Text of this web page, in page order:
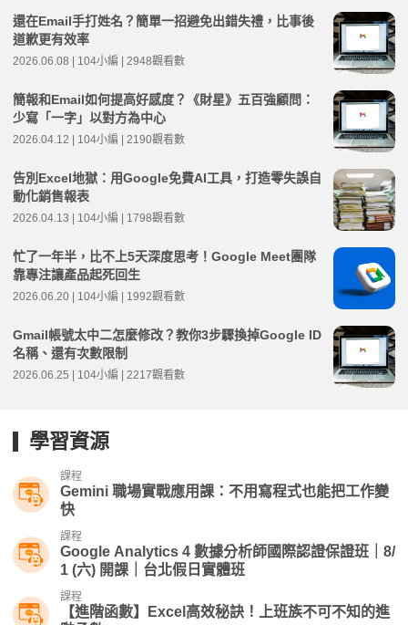
還在Email手打姓名？簡單一招避免出錯失禮，比事後
道歉更有效率
2026.06.08 | 104小編 | 2948觀看數
簡報和Email如何提高好感度？《財星》五百強顧問：
少寫「一字」以對方為中心
2026.04.12 | 104小編 | 2190觀看數
告別Excel地獄：用Google免費AI工具，打造零失誤自
動化銷售報表
2026.04.13 | 104小編 | 1798觀看數
忙了一年半，比不上5天深度思考！Google Meet團隊
靠專注讓產品起死回生
2026.06.20 | 104小編 | 1992觀看數
Gmail帳號太中二怎麼修改？教你3步驟換掉Google ID
名稱、還有次數限制
2026.06.25 | 104小編 | 2217觀看數
學習資源
課程
Gemini 職場實戰應用課：不用寫程式也能把工作變
快
課程
Google Analytics 4 數據分析師國際認證保證班｜8/
1 (六) 開課｜台北假日實體班
課程
【進階函數】Excel高效秘訣！上班族不可不知的進